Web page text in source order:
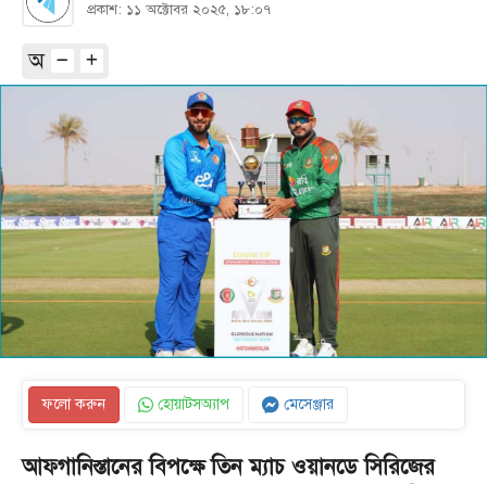
প্রকাশ: ১১ অক্টোবর ২০২৫, ১৮:০৭
অ
ফলো করুন হোয়াটসঅ্যাপ মেসেঞ্জার
আফগানিস্তানের বিপক্ষে তিন ম্যাচ ওয়ানডে সিরিজের